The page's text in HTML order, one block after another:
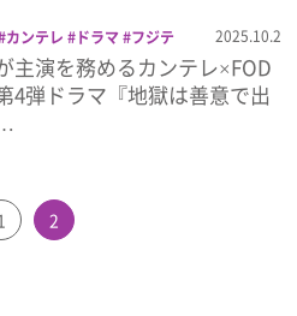
カンテレ ドラマ
フジテ
意で出来ている 草川拓弥
2025.10.2
主演を務めるカンテレ×FOD
4弾ドラマ『地獄は善意で出
2